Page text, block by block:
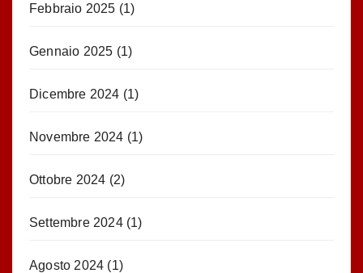
Febbraio 2025 (1)
Gennaio 2025 (1)
Dicembre 2024 (1)
Novembre 2024 (1)
Ottobre 2024 (2)
Settembre 2024(1)
Agosto 2024 (1)